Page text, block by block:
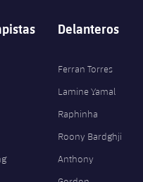
Delanteros
Ferran Torres
Lamine Yamal
Raphinha
Roony Bardghji
Anthony